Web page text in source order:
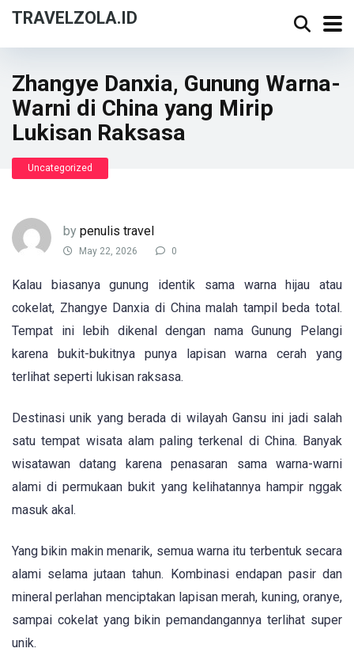
TRAVELZOLA.ID
Zhangye Danxia, Gunung Warna-
Warni di China yang Mirip
Lukisan Raksasa
Uncategorized
by penulis travel
May 22, 2026 0
Kalau biasanya gunung identik sama warna hijau atau
cokelat, Zhangye Danxia di China malah tampil beda total.
Tempat ini lebih dikenal dengan nama Gunung Pelangi
karena bukit-bukitnya punya lapisan warna cerah yang
terlihat seperti lukisan raksasa.
Destinasi unik yang berada di wilayah Gansu ini jadi salah
satu tempat wisata alam paling terkenal di China. Banyak
wisatawan datang karena penasaran sama warna-warni
alami di permukaan bukit yang kelihatannya hampir nggak
masuk akal.
Yang bikin makin menarik, semua warna itu terbentuk secara
alami selama jutaan tahun. Kombinasi endapan pasir dan
mineral perlahan menciptakan lapisan merah, kuning, oranye,
sampai cokelat yang bikin pemandangannya terlihat super
unik.